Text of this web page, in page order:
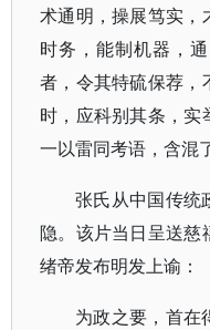
术通明，操展笃实，
时务，能制机器，
者，令其特硫保荐，
时，应科别其条，
一以雷同考语，含
张氏从中国传统
隐。该片当日呈送慈
绪帝发布明发上谕：
为政之要，首在